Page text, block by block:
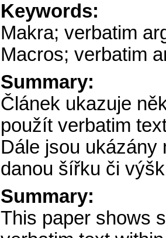
Keywords:
Makra; verbatim
Macros; verbatim
Summary:
Článek ukazuje
použít verbatim
Dále jsou ukázány
danou šířku či
Summary:
This paper shows